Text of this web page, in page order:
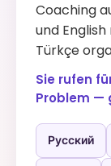
Coaching
und
Türkçe
Sie rufen
Problem —
Русский